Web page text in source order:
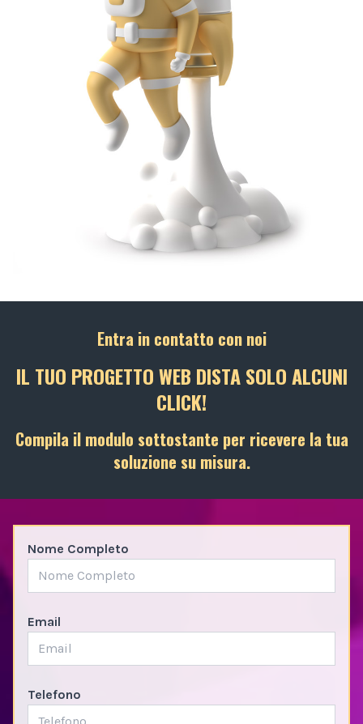
Entra in contatto con noi
IL TUO PROGETTO WEB DISTA SOLO ALCUNI
CLICK!
Compila il modulo sottostante per ricevere la tua
soluzione su misura.
Nome Completo
Email
Telefono